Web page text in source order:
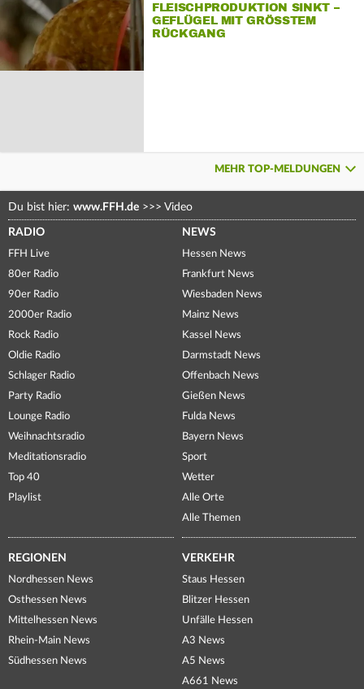
FLEISCHPRODUKTION SINKT –
GEFLÜGEL MIT GRÖSSTEM R
ÜCKGANG
MEHR TOP-MELDUNGEN
Du bist hier: www.FFH.de >>> Video
RADIO
FFH Live
80er Radio
90er Radio
2000er Radio
Rock Radio
Oldie Radio
Schlager Radio
Party Radio
Lounge Radio
Weihnachtsradio
Meditationsradio
Top 40
Playlist
NEWS
Hessen News
Frankfurt News
Wiesbaden News
Mainz News
Kassel News
Darmstadt News
Offenbach News
Gießen News
Fulda News
Bayern News
Sport
Wetter
Alle Orte
Alle Themen
REGIONEN
Nordhessen News
Osthessen News
Mittelhessen News
Rhein-Main News
Südhessen News
VERKEHR
Staus Hessen
Blitzer Hessen
Unfälle Hessen
A3 News
A5 News
A661 News